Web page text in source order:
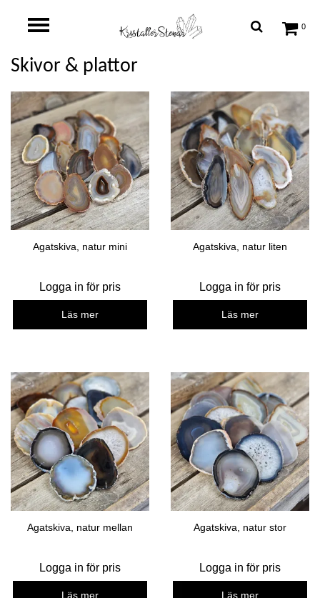
0
Skivor & plattor
Agatskiva, natur mini
Logga in för pris
Läs mer
Agatskiva, natur liten
Logga in för pris
Läs mer
Agatskiva, natur mellan
Logga in för pris
Läs mer
Agatskiva, natur stor
Logga in för pris
Läs mer